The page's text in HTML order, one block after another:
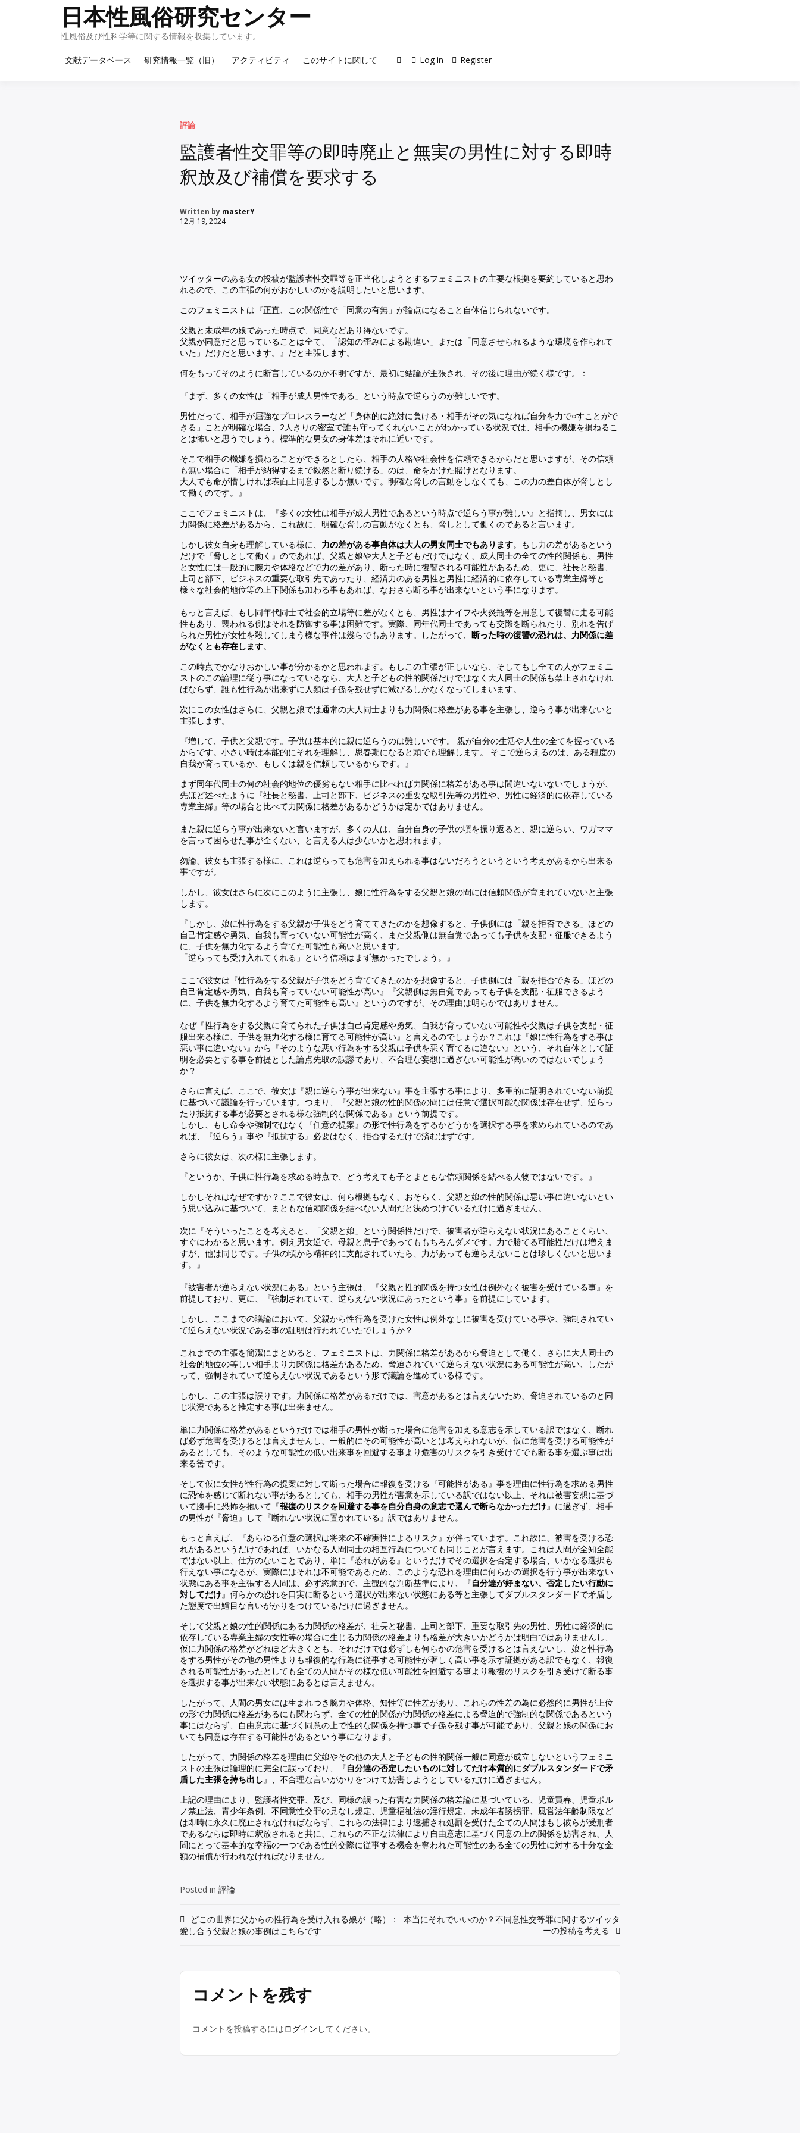
日本性風俗研究センター
性風俗及び性科学等に関する情報を収集しています。
文献データベース 研究情報一覧（旧） アクティビティ このサイトに関して Log in Register
評論
監護者性交罪等の即時廃止と無実の男性に対する即時
釈放及び補償を要求する
Written by masterY
12月 19, 2024
ツイッターのある女の投稿が監護者性交罪等を正当化しようとするフェミニストの主要な根拠を要約していると思わ
れるので、この主張の何がおかしいのかを説明したいと思います。
このフェミニストは『正直、この関係性で「同意の有無」が論点になること自体信じられないです。
父親と未成年の娘であった時点で、同意などあり得ないです。
父親が同意だと思っていることは全て、「認知の歪みによる勘違い」または「同意させられるような環境を作られて
いた」だけだと思います。』だと主張します。
何をもってそのように断言しているのか不明ですが、最初に結論が主張され、その後に理由が続く様です。：
『まず、多くの女性は「相手が成人男性である」という時点で逆らうのが難しいです。
男性だって、相手が屈強なプロレスラーなど「身体的に絶対に負ける・相手がその気になれば自分を力で○すことがで
きる」ことが明確な場合、2人きりの密室で誰も守ってくれないことがわかっている状況では、相手の機嫌を損ねるこ
とは怖いと思うでしょう。標準的な男女の身体差はそれに近いです。
そこで相手の機嫌を損ねることができるとしたら、相手の人格や社会性を信頼できるからだと思いますが、その信頼
も無い場合に「相手が納得するまで毅然と断り続ける」のは、命をかけた賭けとなります。
大人でも命が惜しければ表面上同意するしか無いです。明確な脅しの言動をしなくても、この力の差自体が脅しとし
て働くのです。』
ここでフェミニストは、『多くの女性は相手が成人男性であるという時点で逆らう事が難しい』と指摘し、男女には
力関係に格差があるから、これ故に、明確な脅しの言動がなくとも、脅しとして働くのであると言います。
しかし彼女自身も理解している様に、 力の差がある事自体は大人の男女同士でもあります。もし力の差があるという
だけで『脅しとして働く』のであれば、父親と娘や大人と子どもだけではなく、成人同士の全ての性的関係も、男性
と女性には一般的に腕力や体格などで力の差があり、断った時に復讐される可能性があるため、更に、社長と秘書、
上司と部下、ビジネスの重要な取引先であったり、経済力のある男性と男性に経済的に依存している専業主婦等と
様々な社会的地位等の上下関係も加わる事もあれば、なおさら断る事が出来ないという事になります。
もっと言えば、もし同年代同士で社会的立場等に差がなくとも、男性はナイフや火炎瓶等を用意して復讐に走る可能
性もあり、襲われる側はそれを防御する事は困難です。実際、同年代同士であっても交際を断られたり、別れを告げ
られた男性が女性を殺してしまう様な事件は幾らでもあります。したがって、 断った時の復讐の恐れは、力関係に差
がなくとも存在します。
この時点でかなりおかしい事が分かるかと思われます。もしこの主張が正しいなら、そしてもし全ての人がフェミニ
ストのこの論理に従う事になっているなら、大人と子どもの性的関係だけではなく大人同士の関係も禁止されなけれ
ばならず、誰も性行為が出来ずに人類は子孫を残せずに滅びるしかなくなってしまいます。
次にこの女性はさらに、父親と娘では通常の大人同士よりも力関係に格差がある事を主張し、逆らう事が出来ないと
主張します。
『増して、子供と父親です。子供は基本的に親に逆らうのは難しいです。 親が自分の生活や人生の全てを握っている
からです。小さい時は本能的にそれを理解し、思春期になると頭でも理解します。 そこで逆らえるのは、ある程度の
自我が育っているか、もしくは親を信頼しているからです。』
まず同年代同士の何の社会的地位の優劣もない相手に比べれば力関係に格差がある事は間違いないないでしょうが、
先ほど述べたように『社長と秘書、上司と部下、ビジネスの重要な取引先等の男性や、男性に経済的に依存している
専業主婦』等の場合と比べて力関係に格差があるかどうかは定かではありません。
また親に逆らう事が出来ないと言いますが、多くの人は、自分自身の子供の頃を振り返ると、親に逆らい、ワガママ
を言って困らせた事が全くない、と言える人は少ないかと思われます。
勿論、彼女も主張する様に、これは逆らっても危害を加えられる事はないだろうというという考えがあるから出来る
事ですが。
しかし、彼女はさらに次にこのように主張し、娘に性行為をする父親と娘の間には信頼関係が育まれていないと主張
します。
『しかし、娘に性行為をする父親が子供をどう育ててきたのかを想像すると、子供側には「親を拒否できる」ほどの
自己肯定感や勇気、自我も育っていない可能性が高く、また父親側は無自覚であっても子供を支配・征服できるよう
に、子供を無力化するよう育てた可能性も高いと思います。
「逆らっても受け入れてくれる」という信頼はまず無かったでしょう。』
ここで彼女は『性行為をする父親が子供をどう育ててきたのかを想像すると、子供側には「親を拒否できる」ほどの
自己肯定感や勇気、自我も育っていない可能性が高い』『父親側は無自覚であっても子供を支配・征服できるよう
に、子供を無力化するよう育てた可能性も高い』というのですが、その理由は明らかではありません。
なぜ『性行為をする父親に育てられた子供は自己肯定感や勇気、自我が育っていない可能性や父親は子供を支配・征
服出来る様に、子供を無力化する様に育てる可能性が高い』と言えるのでしょうか？これは『娘に性行為をする事は
悪い事に違いない』から『そのような悪い行為をする父親は子供を悪く育てるに違ない』という、それ自体として証
明を必要とする事を前提とした論点先取の誤謬であり、不合理な妄想に過ぎない可能性が高いのではないでしょう
か？
さらに言えば、ここで、彼女は『親に逆らう事が出来ない』事を主張する事により、多重的に証明されていない前提
に基づいて議論を行っています。つまり、『父親と娘の性的関係の間には任意で選択可能な関係は存在せず、逆らっ
たり抵抗する事が必要とされる様な強制的な関係である』という前提です。
しかし、もし命令や強制ではなく『任意の提案』の形で性行為をするかどうかを選択する事を求められているのであ
れば、『逆らう』事や『抵抗する』必要はなく、拒否するだけで済むはずです。
さらに彼女は、次の様に主張します。
『というか、子供に性行為を求める時点で、どう考えても子とまともな信頼関係を結べる人物ではないです。』
しかしそれはなぜですか？ここで彼女は、何ら根拠もなく、おそらく、父親と娘の性的関係は悪い事に違いないとい
う思い込みに基づいて、まともな信頼関係を結べない人間だと決めつけているだけに過ぎません。
次に『そういったことを考えると、「父親と娘」という関係性だけで、被害者が逆らえない状況にあることくらい、
すぐにわかると思います。例え男女逆で、母親と息子であってももちろんダメです。力で勝てる可能性だけは増えま
すが、他は同じです。子供の頃から精神的に支配されていたら、力があっても逆らえないことは珍しくないと思いま
す。』
『被害者が逆らえない状況にある』という主張は、『父親と性的関係を持つ女性は例外なく被害を受けている事』を
前提しており、更に、『強制されていて、逆らえない状況にあったという事』を前提にしています。
しかし、ここまでの議論において、父親から性行為を受けた女性は例外なしに被害を受けている事や、強制されてい
て逆らえない状況である事の証明は行われていたでしょうか？
これまでの主張を簡潔にまとめると、フェミニストは、力関係に格差があるから脅迫として働く、さらに大人同士の
社会的地位の等しい相手より力関係に格差があるため、脅迫されていて逆らえない状況にある可能性が高い、したが
って、強制されていて逆らえない状況であるという形で議論を進めている様です。
しかし、この主張は誤りです。力関係に格差があるだけでは、害意があるとは言えないため、脅迫されているのと同
じ状況であると推定する事は出来ません。
単に力関係に格差があるというだけでは相手の男性が断った場合に危害を加える意志を示している訳ではなく、断れ
ば必ず危害を受けるとは言えませんし、一般的にその可能性が高いとは考えられないが、仮に危害を受ける可能性が
あるとしても、そのような可能性の低い出来事を回避する事より危害のリスクを引き受けてでも断る事を選ぶ事は出
来る筈です。
そして仮に女性が性行為の提案に対して断った場合に報復を受ける『可能性がある』事を理由に性行為を求める男性
に恐怖を感じて断れない事があるとしても、相手の男性が害意を示している訳ではない以上、それは被害妄想に基づ
いて勝手に恐怖を抱いて『報復のリスクを回避する事を自分自身の意志で選んで断らなかっただけ』に過ぎず、相手
の男性が『脅迫』して『断れない状況に置かれている』訳ではありません。
もっと言えば、『あらゆる任意の選択は将来の不確実性によるリスク』が伴っています。これ故に、被害を受ける恐
れがあるというだけであれば、いかなる人間同士の相互行為についても同じことが言えます。これは人間が全知全能
ではない以上、仕方のないことであり、単に『恐れがある』というだけでその選択を否定する場合、いかなる選択も
行えない事になるが、実際にはそれは不可能であるため、このような恐れを理由に何らかの選択を行う事が出来ない
状態にある事を主張する人間は、必ず恣意的で、主観的な判断基準により、『自分達が好まない、否定したい行動に
対してだけ』何らかの恐れを口実に断るという選択が出来ない状態にある等と主張してダブルスタンダードで矛盾し
た態度で出鱈目な言いがかりをつけているだけに過ぎません。
そして父親と娘の性的関係にある力関係の格差が、社長と秘書、上司と部下、重要な取引先の男性、男性に経済的に
依存している専業主婦の女性等の場合に生じる力関係の格差よりも格差が大きいかどうかは明白ではありませんし、
仮に力関係の格差がどれほど大きくとも、それだけでは必ずしも何らかの危害を受けるとは言えないし、娘と性行為
をする男性がその他の男性よりも報復的な行為に従事する可能性が著しく高い事を示す証拠がある訳でもなく、報復
される可能性があったとしても全ての人間がその様な低い可能性を回避する事より報復のリスクを引き受けて断る事
を選択する事が出来ない状態にあるとは言えません。
したがって、人間の男女には生まれつき腕力や体格、知性等に性差があり、これらの性差の為に必然的に男性が上位
の形で力関係に格差があるにも関わらず、全ての性的関係が力関係の格差による脅迫的で強制的な関係であるという
事にはならず、自由意志に基づく同意の上で性的な関係を持つ事で子孫を残す事が可能であり、父親と娘の関係にお
いても同意は存在する可能性があるという事になります。
したがって、力関係の格差を理由に父娘やその他の大人と子どもの性的関係一般に同意が成立しないというフェミニ
ストの主張は論理的に完全に誤っており、『自分達の否定したいものに対してだけ本質的にダブルスタンダードで矛
盾した主張を持ち出し』、不合理な言いがかりをつけて妨害しようとしているだけに過ぎません。
上記の理由により、監護者性交罪、及び、同様の誤った有害な力関係の格差論に基づいている、児童買春、児童ポル
ノ禁止法、青少年条例、不同意性交罪の見なし規定、児童福祉法の淫行規定、未成年者誘拐罪、風営法年齢制限など
は即時に永久に廃止されなければならず、これらの法律により逮捕され処罰を受けた全ての人間はもし彼らが受刑者
であるならば即時に釈放されると共に、これらの不正な法律により自由意志に基づく同意の上の関係を妨害され、人
間にとって基本的な幸福の一つである性的交際に従事する機会を奪われた可能性のある全ての男性に対する十分な金
額の補償が行われなければなりません。
Posted in 評論
投
稿
どこの世界に父からの性行為を受け入れる娘が（略）：
愛し合う父親と娘の事例はこちらです
本当にそれでいいのか？不同意性交等罪に関するツイッタ
ーの投稿を考える
コメントを残す
コメントを投稿するにはログイン してください。